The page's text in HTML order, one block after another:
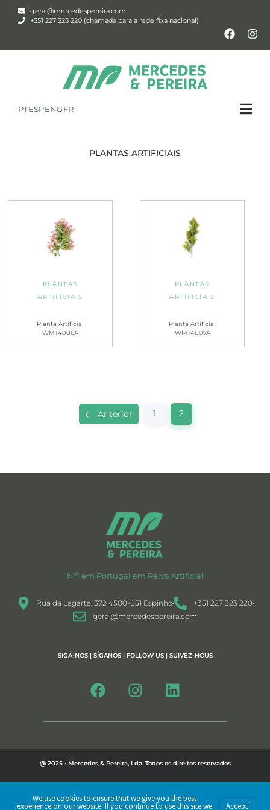
geral@mercedespereira.com
+351 227 323 220 (chamada para a rede fixa nacional)
PTESPENGFR
PLANTAS ARTIFICIAIS
PLANTAS
ARTIFICIAIS
Planta Artificial
WMT4006A
PLANTAS
ARTIFICIAIS
Planta Artificial
WMT4007A
Anterior 1 2
Nº1 em Portugal em Relva Artificial
Rua da Lagarta, 372 4500-051 Espinho
+351 227 323 220
geral@mercedespereira.com
SIGA-NOS | SÍGANOS | FOLLOW US | SUIVEZ-NOUS
@ 2025 • Mercedes & Pereira, Lda. Todos os direitos reservados
We use cookies to ensure that we give you the best
experience on our website. If you continue to use this site we Accept